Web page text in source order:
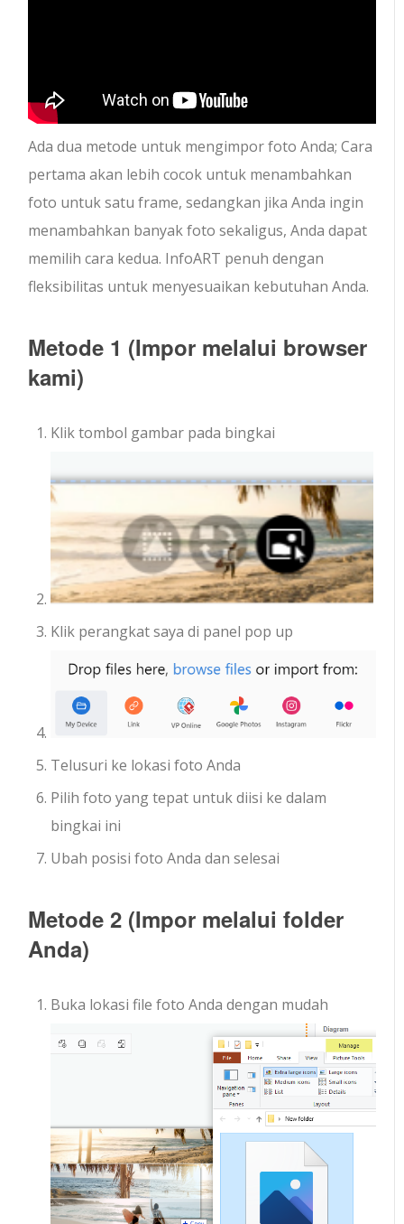
Ada dua metode untuk mengimpor foto Anda; Cara
pertama akan lebih cocok untuk menambahkan
foto untuk satu frame, sedangkan jika Anda ingin
menambahkan banyak foto sekaligus, Anda dapat
memilih cara kedua. InfoART penuh dengan
fleksibilitas untuk menyesuaikan kebutuhan Anda.
Metode 1 (Impor melalui browser
kami)
Klik tombol gambar pada bingkai
Klik perangkat saya di panel pop up
Telusuri ke lokasi foto Anda
Pilih foto yang tepat untuk diisi ke dalam
bingkai ini
Ubah posisi foto Anda dan selesai
Metode 2 (Impor melalui folder
Anda)
Buka lokasi file foto Anda dengan mudah